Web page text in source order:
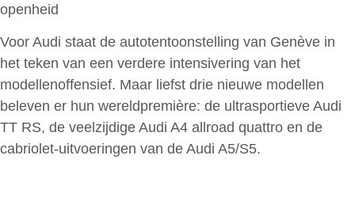
openheid
Voor Audi staat de autotentoonstelling van Genève in
het teken van een verdere intensivering van het
modellenoffensief. Maar liefst drie nieuwe modellen
beleven er hun wereldpremière: de ultrasportieve Audi
TT RS, de veelzijdige Audi A4 allroad quattro en de
cabriolet-uitvoeringen van de Audi A5/S5.